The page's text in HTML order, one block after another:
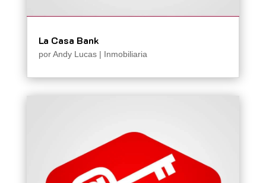
La Casa Bank
porAndy Lucas| Inmobiliaria